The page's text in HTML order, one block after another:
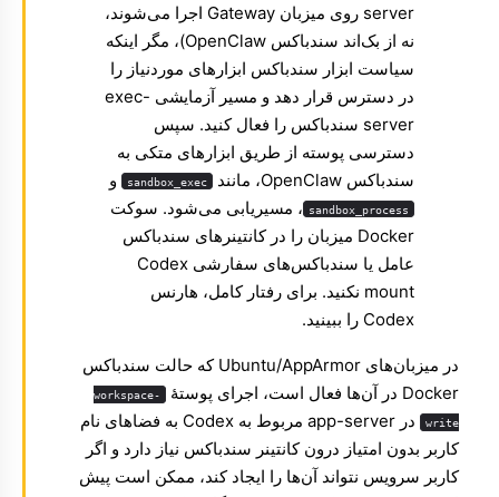
server روی میزبان Gateway اجرا می‌شوند،
نه از بک‌اند سندباکس OpenClaw)، مگر اینکه
سیاست ابزار سندباکس ابزارهای موردنیاز را
در دسترس قرار دهد و مسیر آزمایشی exec-
server سندباکس را فعال کنید. سپس
دسترسی پوسته از طریق ابزارهای متکی به
سندباکس OpenClaw، مانند
sandbox_exec و
sandbox_process ، مسیریابی می‌شود. سوکت
Docker میزبان را در کانتینرهای سندباکس
عامل یا سندباکس‌های سفارشی Codex
mount نکنید. برای رفتار کامل،
هارنس
Codex را ببینید.
در میزبان‌های Ubuntu/AppArmor که حالت سندباکس
Docker در آن‌ها فعال است، اجرای پوستهٔ
workspace-
write
در app-server مربوط به Codex به فضاهای نام
کاربر بدون امتیاز درون کانتینر سندباکس نیاز دارد و اگر
کاربر سرویس نتواند آن‌ها را ایجاد کند، ممکن است پیش